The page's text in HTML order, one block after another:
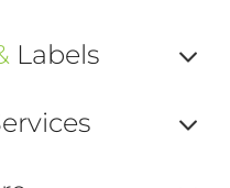
Labels
ou